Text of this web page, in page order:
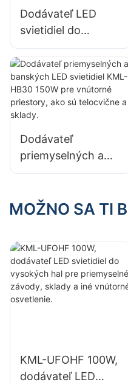
Dodávateľ LED
svietidiel do
vysokých
priestorov KML-
HB40 s výkonom
100 W pre vnútorné
priestory v
skladoch atď.
Dodávateľ
priemyselných a
banských LED
HB30 150W pre
sklady.
MOŽNO SA TI
KML-UFOHF 100W,
dodávateľ LED